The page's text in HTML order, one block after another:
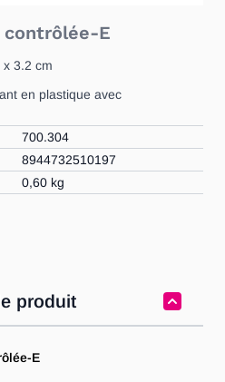
contrôlée-E
3.2 cm
en plastique avec
700.304
8944732510197
0,60 kg
produit
E